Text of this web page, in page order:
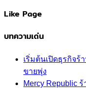
Like Page
บทความเด่น
เริ่มต้นเปิดธุรกิจร้
ขายพุ่ง
Mercy Republic